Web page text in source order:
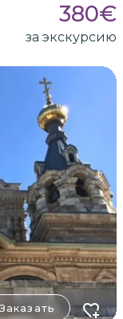
380€
за экскурсию
Заказать